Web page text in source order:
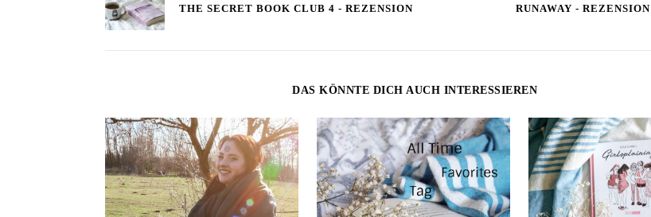
THE SECRET BOOK CLUB 4 - REZENSION
RUNAWAY - REZENSION
DAS KÖNNTE DICH AUCH INTERESSIEREN